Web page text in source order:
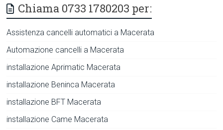
Chiama 0733 1780203 per:
Assistenza cancelli automatici a Macerata
Automazione cancelli a Macerata
installazione Aprimatic Macerata
installazione Beninca Macerata
installazione BFT Macerata
installazione Came Macerata